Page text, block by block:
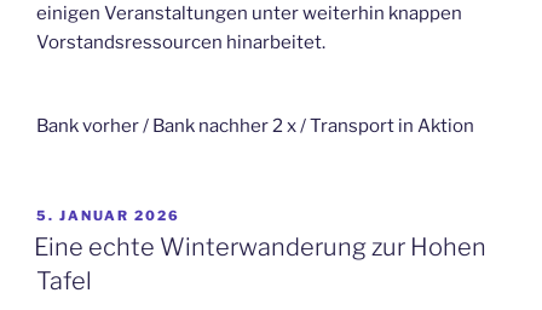
einigen Veranstaltungen unter weiterhin knappen
Vorstandsressourcen hinarbeitet.
Bank vorher / Bank nachher 2 x / Transport in Aktion
VERÖFFENTLICHT
AM
5. JANUAR 2026
Eine echte Winterwanderung zur Hohen
Tafel